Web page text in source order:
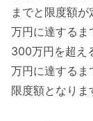
までと限度額
万円に達するま
300万円を超え
万円に達するま
限度額となりま